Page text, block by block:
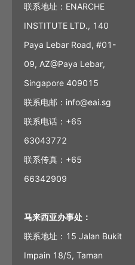
联系地址：ENARCHE
INSTITUTE LTD., 140
Paya Lebar Road, #01-
09, AZ@Paya Lebar,
Singapore 409015
联系电邮：info@eai.sg
联系电话：+65
63043772
联系传真：+65
66342909
马来西亚办事处：
联系地址：15 Jalan Bukit
Impain 18/5, Taman